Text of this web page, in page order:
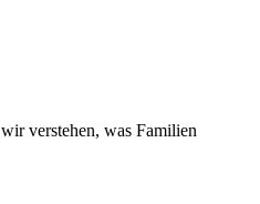
verstehen, was Familien